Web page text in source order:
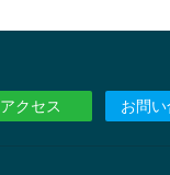
アクセス お問